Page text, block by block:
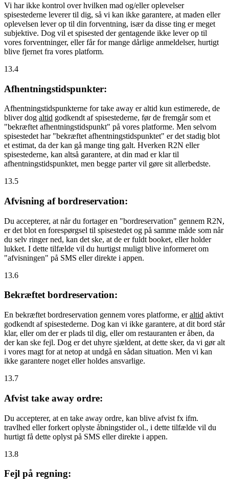
Vi har ikke kontrol over hvilken mad og/eller oplevelser
spisestederne leverer til dig, så vi kan ikke garantere, at maden eller
oplevelsen lever op til din forventning, især da disse ting er meget
subjektive. Dog vil et spisested der gentagende ikke lever op til
vores forventninger, eller får for mange dårlige anmeldelser, hurtigt
blive fjernet fra vores platform.
13.4
Afhentningstidspunkter:
Afhentningstidspunkterne for take away er altid kun estimerede, de
bliver dog altid godkendt af spisestederne, før de fremgår som et
"bekræftet afhentningstidspunkt" på vores platforme. Men selvom
spisestedet har "bekræftet afhentningstidspunktet" er det stadig blot
et estimat, da der kan gå mange ting galt. Hverken R2N eller
spisestederne, kan altså garantere, at din mad er klar til
afhentningstidspunktet, men begge parter vil gøre sit allerbedste.
13.5
Afvisning af bordreservation:
Du accepterer, at når du fortager en "bordreservation" gennem R2N,
er det blot en forespørgsel til spisestedet og på samme måde som når
du selv ringer ned, kan det ske, at de er fuldt booket, eller holder
lukket. I dette tilfælde vil du hurtigst muligt blive informeret om
"afvisningen" på SMS eller direkte i appen.
13.6
Bekræftet bordreservation:
En bekræftet bordreservation gennem vores platforme, eraltid aktivt
godkendt af spisestederne. Dog kan vi ikke garantere, at dit bord står
klar, eller om der er plads til dig, eller om restauranten er åben, da
der kan ske fejl. Dog er det uhyre sjældent, at dette sker, da vi gør alt
i vores magt for at netop at undgå en sådan situation. Men vi kan
ikke garantere noget eller holdes ansvarlige.
13.7
Afvist take away ordre:
Du accepterer, at en take away ordre, kan blive afvist fx ifm.
travlhed eller forkert oplyste åbningstider ol., i dette tilfælde vil du
hurtigt få dette oplyst på SMS eller direkte i appen.
13.8
Fejl på regning: